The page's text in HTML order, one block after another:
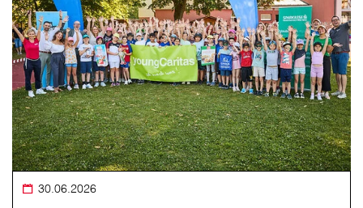
30.06.2026